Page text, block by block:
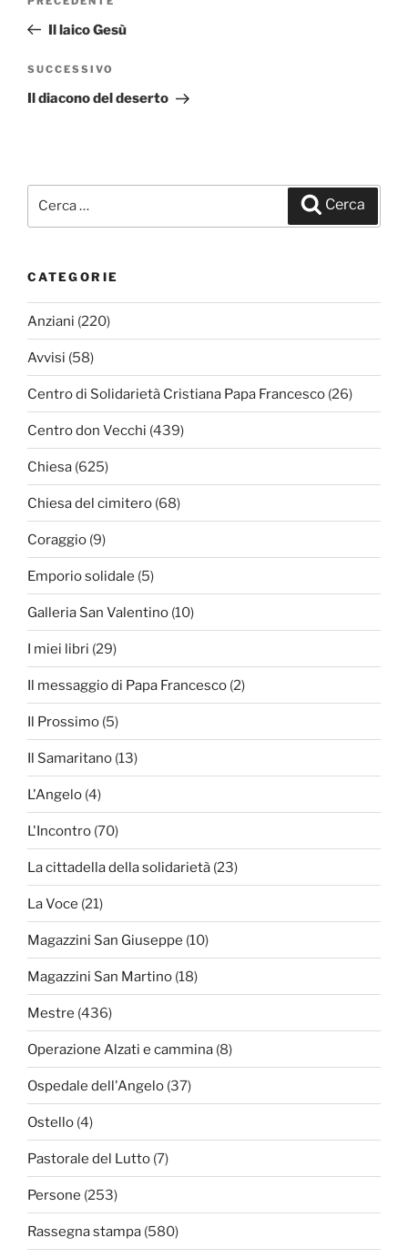
Articolo
precedente:
Il laico Gesù
Articolo
successivo
SUCCESSIVO
Il diacono del deserto
Cerca:
Cerca
CATEGORIE
Anziani (220)
Avvisi (58)
Centro di Solidarietà Cristiana Papa Francesco (26)
Centro don Vecchi (439)
Chiesa (625)
Chiesa del cimitero (68)
Coraggio (9)
Emporio solidale (5)
Galleria San Valentino (10)
I miei libri (29)
Il messaggio di Papa Francesco (2)
Il Prossimo (5)
Il Samaritano (13)
L'Angelo (4)
L'Incontro (70)
La cittadella della solidarietà (23)
La Voce (21)
Magazzini San Giuseppe (10)
Magazzini San Martino (18)
Mestre (436)
Operazione Alzati e cammina (8)
Ospedale dell'Angelo (37)
Ostello (4)
Pastorale del Lutto (7)
Persone (253)
Rassegna stampa (580)